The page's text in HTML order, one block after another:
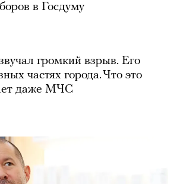
в Госдуму
громкий взрыв. Его
частях города. Что это
даже МЧС